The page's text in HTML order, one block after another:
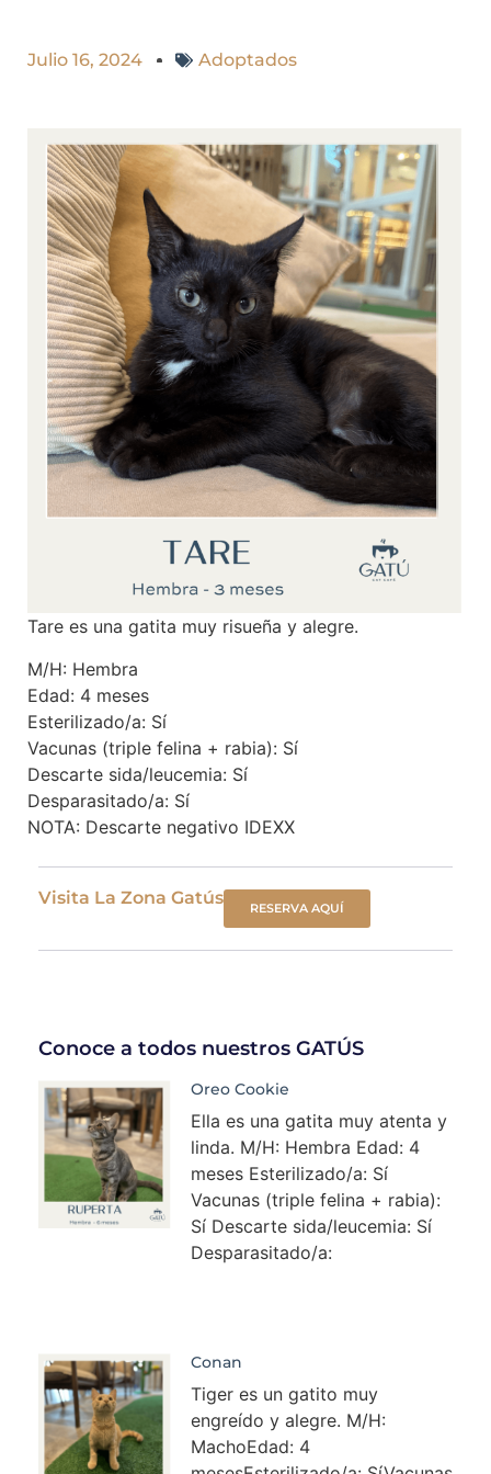
Julio 16, 2024 Adoptados
Tare es una gatita muy risueña y alegre.
M/H: Hembra
Edad: 4 meses
Esterilizado/a: Sí
Vacunas (triple felina + rabia): Sí
Descarte sida/leucemia: Sí
Desparasitado/a: Sí
NOTA: Descarte negativo IDEXX
Visita La Zona Gatús RESERVA AQUÍ
Conoce a todos nuestros GATÚS
Oreo Cookie
Ella es una gatita muy atenta y
linda. M/H: Hembra Edad: 4
meses Esterilizado/a: Sí
Vacunas (triple felina + rabia):
Sí Descarte sida/leucemia: Sí
Desparasitado/a:
Conan
Tiger es un gatito muy
engreído y alegre. M/H:
MachoEdad: 4